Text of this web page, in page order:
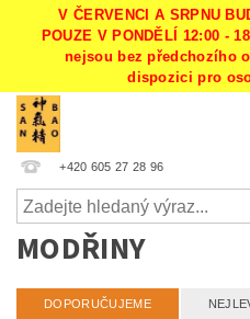
V ČERVENCI A SRPNU
POUZE V PONDĚLÍ 12:00 -
nejsou bez předchozího
dispozici pro
+420 605 27 28 96
MODŘINY
DOPORUČUJEME